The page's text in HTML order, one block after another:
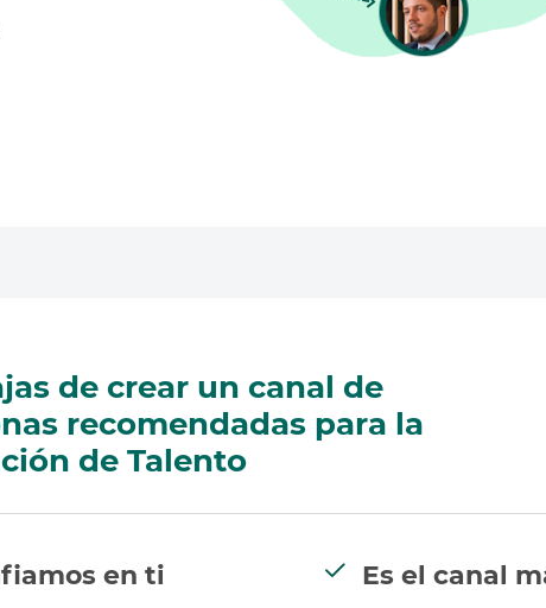
de crear un canal de
recomendadas para la
de Talento
en ti Es el canal